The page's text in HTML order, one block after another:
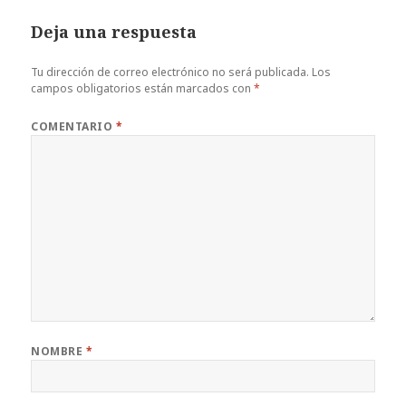
Deja una respuesta
Tu dirección de correo electrónico no será publicada. Los
campos obligatorios están marcados con*
COMENTARIO *
NOMBRE *